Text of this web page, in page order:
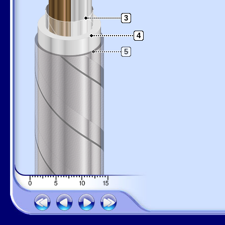
3
4
5